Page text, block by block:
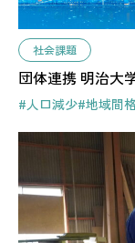
社会課題
団体連携 明治大
#人口減少#地域間